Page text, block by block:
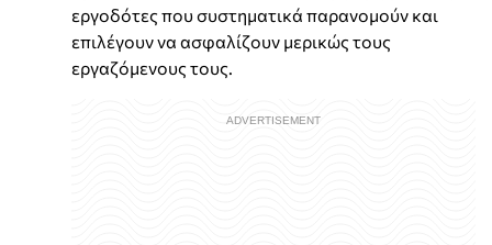
εργοδότες που συστηματικά παρανομούν και
επιλέγουν να ασφαλίζουν μερικώς τους
εργαζόμενους τους.